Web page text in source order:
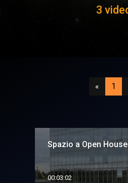
3
« 1
Spazio a Open
00:03:02